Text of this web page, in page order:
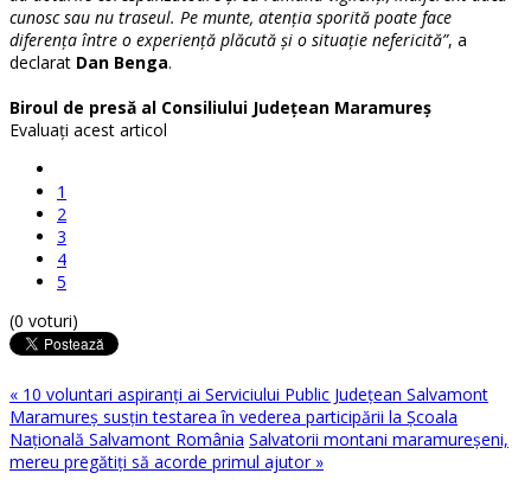
cunosc sau nu traseul. Pe munte, atenția sporită poate face
diferența între o experiență plăcută și o situație nefericită”, a
declarat Dan Benga.
Biroul de presă al Consiliului Județean Maramureș
Evaluaţi acest articol
1
2
3
4
5
(0 voturi)
« 10 voluntari aspiranți ai Serviciului Public Județean Salvamont
Maramureș susțin testarea în vederea participării la Școala
Națională Salvamont România Salvatorii montani maramureșeni,
mereu pregătiți să acorde primul ajutor »